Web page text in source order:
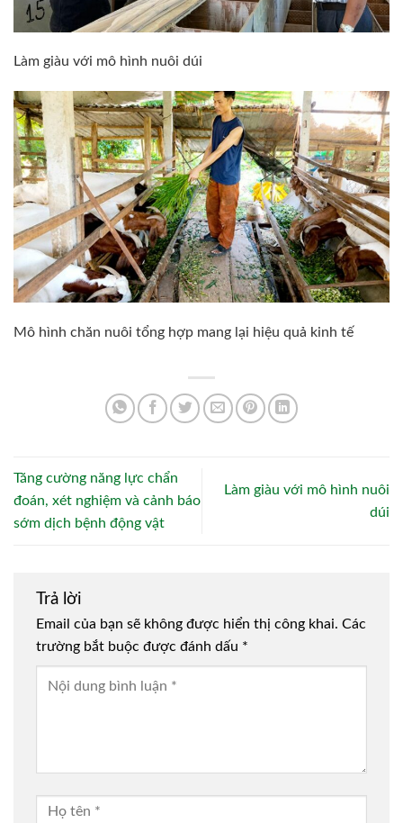
Làm giàu với mô hình nuôi dúi
Mô hình chăn nuôi tổng hợp mang lại hiệu quả kinh tế
Tăng cường năng lực chẩn
đoán, xét nghiệm và cảnh báo
sớm dịch bệnh động vật
Làm giàu với mô hình nuôi
dúi
Trả lời
Email của bạn sẽ không được hiển thị công khai. Các
trường bắt buộc được đánh dấu *